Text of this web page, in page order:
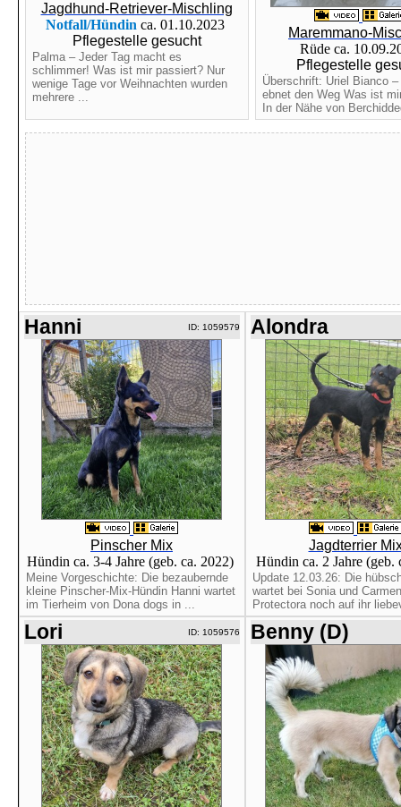
Jagdhund-Retriever-Mischling
Notfall/Hündin ca. 01.10.2023
Pflegestelle gesucht
Palma – Jeder Tag macht es
schlimmer! Was ist mir passiert? Nur
wenige Tage vor Weihnachten wurden
mehrere ...
Maremmano-
Rüde ca.
Pflegestelle
Überschrift: Uriel Bianco –
ebnet den Weg Was ist
In der Nähe von
Hanni ID: 1059579
Pinscher Mix
Hündin ca. 3-4 Jahre (geb. ca. 2022)
Meine Vorgeschichte: Die bezaubernde
kleine Pinscher-Mix-Hündin Hanni wartet
im Tierheim von Dona dogs in ...
Alondra
Jagdterrier
Hündin ca. 2 Jahre (geb.
Update 12.03.26: Die
wartet bei Sonia und
Protectora noch auf ihr
Lori ID: 1059576 Benny (D)